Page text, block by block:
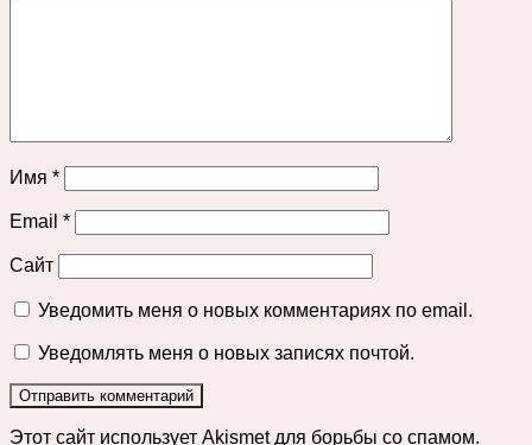
Имя *
Email *
Сайт
Уведомить меня о новых комментариях по email.
Уведомлять меня о новых записях почтой.
Этот сайт использует Akismet для борьбы со спамом.